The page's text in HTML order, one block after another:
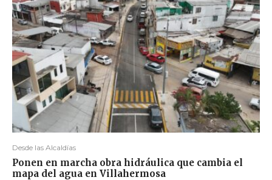
Desde las Alcaldías
Ponen en marcha obra hidráulica que cambia el
mapa del agua en Villahermosa